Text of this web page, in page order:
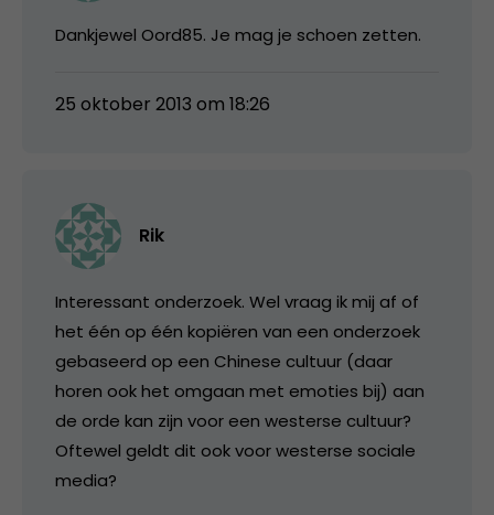
Dankjewel Oord85. Je mag je schoen zetten.
25 oktober 2013 om 18:26
Rik
Interessant onderzoek. Wel vraag ik mij af of
het één op één kopiëren van een onderzoek
gebaseerd op een Chinese cultuur (daar
horen ook het omgaan met emoties bij) aan
de orde kan zijn voor een westerse cultuur?
Oftewel geldt dit ook voor westerse sociale
media?